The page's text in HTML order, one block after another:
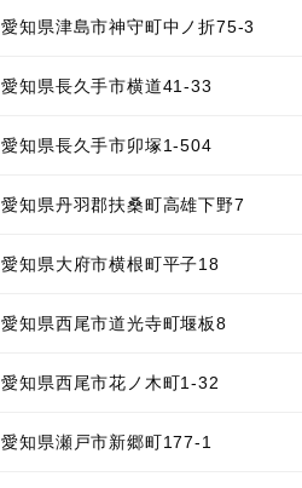
愛知県津島市神守町中ノ折75-3
愛知県長久手市横道41-33
愛知県長久手市卯塚1-504
愛知県丹羽郡扶桑町高雄下野7
愛知県大府市横根町平子18
愛知県西尾市道光寺町堰板8
愛知県西尾市花ノ木町1-32
愛知県瀬戸市新郷町177-1